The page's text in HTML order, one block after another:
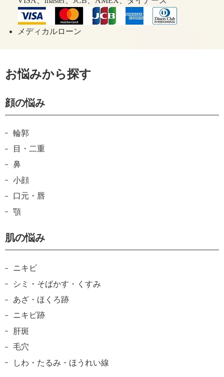
メディカルローン
お悩みから探す
顔の悩み
輪郭
目・二重
鼻
小顔
口元・唇
顎
肌の悩み
ニキビ
シミ・そばかす・くすみ
あざ・ほくろ跡
ニキビ跡
肝斑
毛穴
しわ・たるみ・ほうれい線